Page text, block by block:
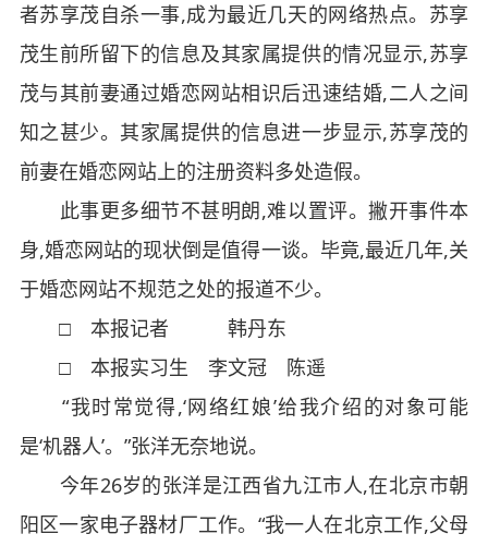
者苏享茂自杀一事,成为最近几天的网络热点。苏享
茂生前所留下的信息及其家属提供的情况显示,苏享
茂与其前妻通过婚恋网站相识后迅速结婚,二人之间
知之甚少。其家属提供的信息进一步显示,苏享茂的
前妻在婚恋网站上的注册资料多处造假。
此事更多细节不甚明朗,难以置评。撇开事件本
身,婚恋网站的现状倒是值得一谈。毕竟,最近几年,关
于婚恋网站不规范之处的报道不少。
□ 本报记者 韩丹东
□ 本报实习生 李文冠 陈遥
“我时常觉得,‘网络红娘’给我介绍的对象可能
是‘机器人’。”张洋无奈地说。
今年26岁的张洋是江西省九江市人,在北京市朝
阳区一家电子器材厂工作。“我一人在北京工作,父母